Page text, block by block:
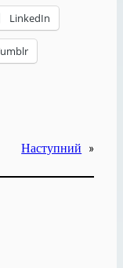
LinkedIn
Наступний »